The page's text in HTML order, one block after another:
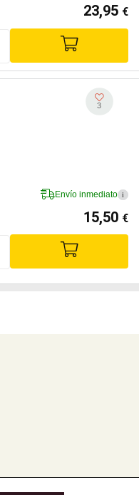
23,95 €
3
Envío inmediato i
15,50 €